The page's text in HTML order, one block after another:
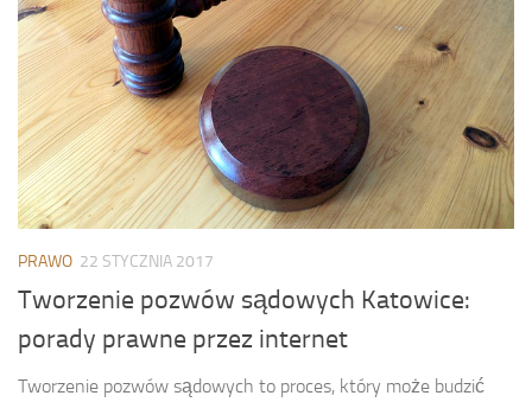
PRAWO 22 STYCZNIA 2017
Tworzenie pozwów sądowych Katowice:
porady prawne przez internet
Tworzenie pozwów sądowych to proces, który może budzić